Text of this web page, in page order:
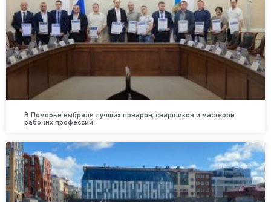
В Поморье выбрали лучших поваров, сварщиков и мастеров
рабочих профессий